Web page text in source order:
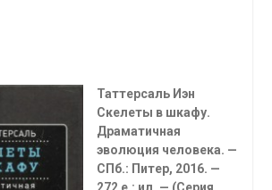
Таттерсаль Иэн
Скелеты в шкафу.
Драматичная
эволюция человека. —
СПб.: Питер, 2016. —